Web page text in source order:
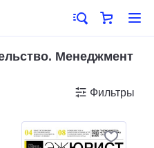
Менеджмент
Фильтры